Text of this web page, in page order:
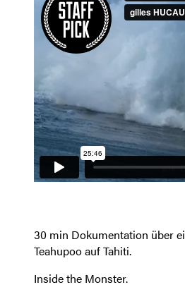
30 min Dokumentation über
Teahupoo auf Tahiti.
Inside the Monster.